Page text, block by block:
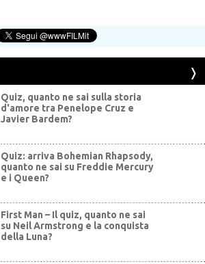
Quiz, quanto ne sai sulla storia
d'amore tra Penelope Cruz e
Javier Bardem?
Quiz: arriva Bohemian Rhapsody,
quanto ne sai su Freddie Mercury
e i Queen?
First Man – Il quiz, quanto ne sai
su Neil Armstrong e la conquista
della Luna?